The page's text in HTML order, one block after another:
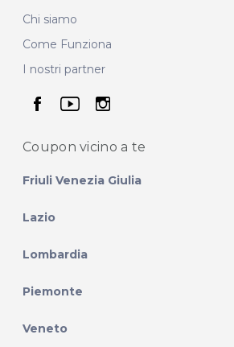
Chi siamo
Come Funziona
I nostri partner
seguici su facebook
seguici su
seguici su
Coupon vicino a te
Friuli Venezia Giulia
Lazio
Lombardia
Piemonte
Veneto